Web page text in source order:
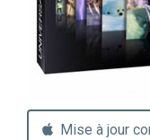
Mise à jour